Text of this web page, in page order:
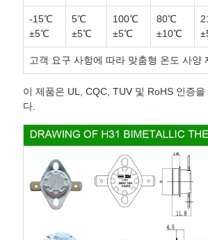
-15℃
±5℃
5℃
±5℃
100℃
±5℃
80℃
±10℃
고객 요구 사항에 따라 맞춤형 온도 사양
이 제품은 UL, CQC, TUV 및 RoHS 인증을
다.